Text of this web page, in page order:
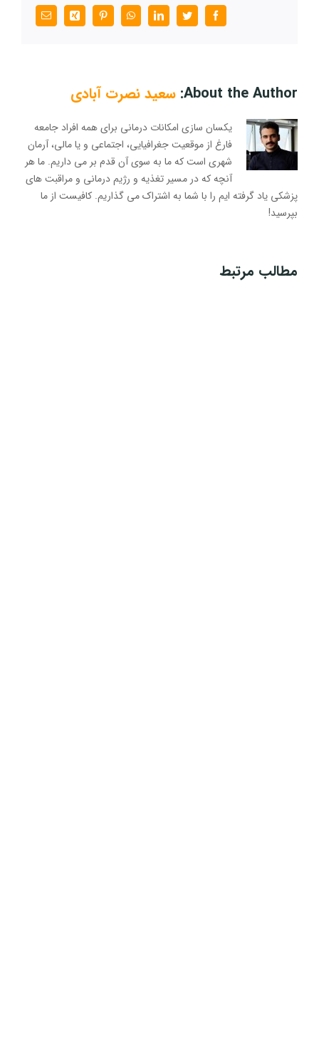
Facebook
Twitter
LinkedIn
WhatsApp
Pinterest
Xing
پست
الکترونیک
About the Author: سعید نصرت آبادی
یکسان سازی امکانات درمانی برای همه افراد جامعه
فارغ از موقعیت جغرافیایی، اجتماعی و یا مالی، آرمان
شهری است که ما به سوی آن قدم بر می داریم. ما هر
آنچه که در مسیر تغذیه و رژیم درمانی و مراقبت های
پزشکی یاد گرفته ایم را با شما به اشتراک می گذاریم. کافیست از ما
بپرسید!
مطالب مرتبط